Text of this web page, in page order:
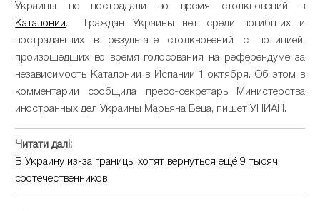
Украины не пострадали во время столкновений в
Каталонии. Граждан Украины нет среди погибших и
пострадавших в результате столкновений с полицией,
произошедших во время голосования на референдуме за
независимость Каталонии в Испании 1 октября. Об этом в
комментарии сообщила пресс-секретарь Министерства
иностранных дел Украины Марьяна Беца, пишет УНИАН.
Читати далі:
В Украину из-за границы хотят вернуться ещё 9 тысяч
соотечественников